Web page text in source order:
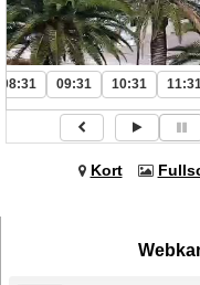
08:31 09:31 10:31 11:31
Kort